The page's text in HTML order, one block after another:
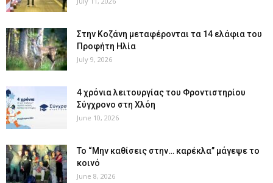
Στην Κοζάνη μεταφέρονται τα 14 ελάφια του
Προφήτη Ηλία
July 9, 2026
4 χρόνια λειτουργίας του Φροντιστηρίου
Σύγχρονο στη Χλόη
June 10, 2026
Το “Μην καθίσεις στην… καρέκλα” μάγεψε το
κοινό
June 8, 2026